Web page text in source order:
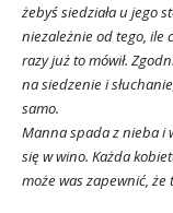
żebyś siedziała u jego
niezależnie od tego, ile
razy już to mówił.
na siedzenie i
samo.
Manna spada z nieba i
się w wino. Każda
może was zapewnić,